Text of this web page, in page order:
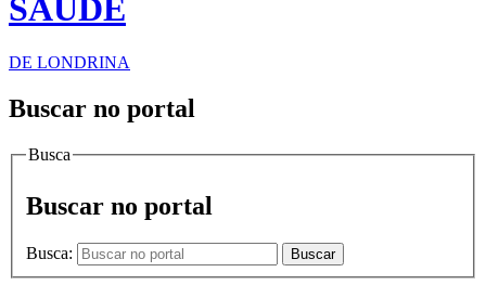
SAUDE
DE LONDRINA
Buscar no portal
Busca
Buscar no portal
Busca: Buscar